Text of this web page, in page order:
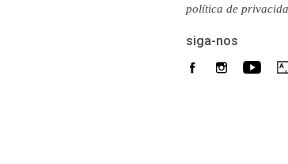
política de
siga-nos